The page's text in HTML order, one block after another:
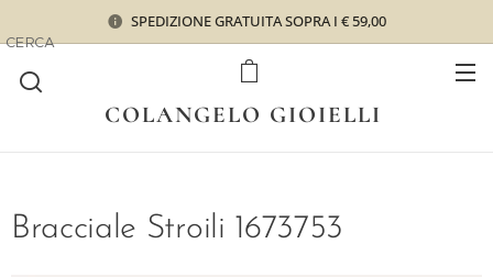
SPEDIZIONE GRATUITA SOPRA I € 59,00
COLANGELO GIOIELLI
CERCA
Bracciale Stroili 1673753